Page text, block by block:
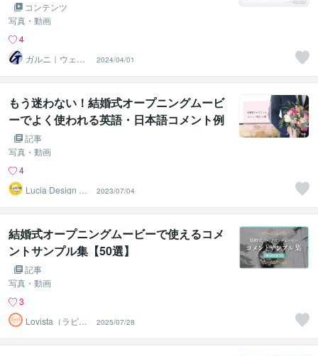
コンテンツ
写真・動画
4
ガルニ｜ウェデ
ィングムービー
＆ギフト
2024/04/01
もう迷わない！結婚式オープニングムービ
ーでよく使われる英語・日本語コメント例
文50選
記事
写真・動画
4
Lucia Design ル
シアデザイン
2023/07/04
結婚式オープニングムービーで使えるコメ
ントサンプル集【50選】
記事
写真・動画
3
Lovista（ラビス
タ）結婚式ムー
ビー
2025/07/28